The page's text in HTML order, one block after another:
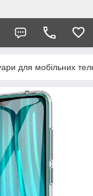
для мобільних